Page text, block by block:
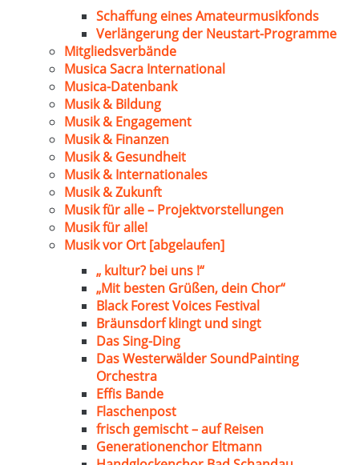
Schaffung eines Amateurmusikfonds
Verlängerung der Neustart-Programme
Mitgliedsverbände
Musica Sacra International
Musica-Datenbank
Musik & Bildung
Musik & Engagement
Musik & Finanzen
Musik & Gesundheit
Musik & Internationales
Musik & Zukunft
Musik für alle – Projektvorstellungen
Musik für alle!
Musik vor Ort [abgelaufen]
„ kultur? bei uns !“
„Mit besten Grüßen, dein Chor“
Black Forest Voices Festival
Bräunsdorf klingt und singt
Das Sing-Ding
Das Westerwälder SoundPainting
Orchestra
Effis Bande
Flaschenpost
frisch gemischt – auf Reisen
Generationenchor Eltmann